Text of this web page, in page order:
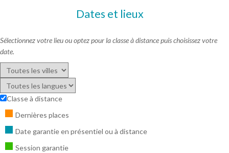
Dates et lieux
Sélectionnez votre lieu ou optez pour la classe à distance puis choisissez votre
date.
Classe à distance
Dernières places
Date garantie en présentiel ou à distance
Session garantie